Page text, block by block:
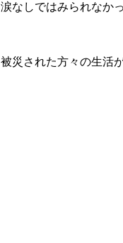
涙なしではみられなか
被災された方々の生活